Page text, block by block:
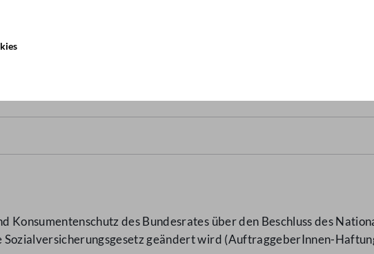
Haftungsgesetz
Konsumentenschutz des Bundesrates über den Beschluss des
Sozialversicherungsgesetz geändert wird (AuftraggeberInnen-